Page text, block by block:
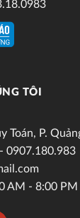
TÔI
Toán, P.
0907.180.983
AM - 8:00 PM